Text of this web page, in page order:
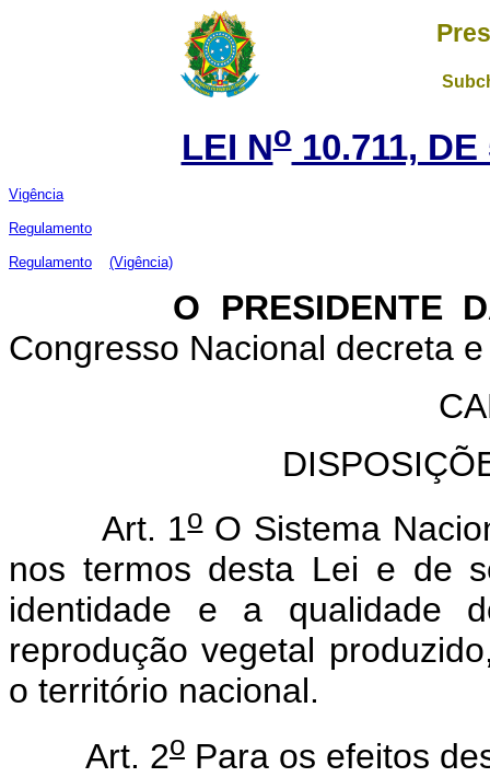
LEI No10.711, DE
Vigência
Regulamento
Regulamento (Vigência)
O PRESIDENTE DA
Congresso Nacional decreta
Art. 1oO Sistema
nos termos desta Lei e de
identidade e a qualidade
reprodução vegetal
o território nacional.
Art. 2o Para os efeitos